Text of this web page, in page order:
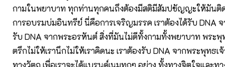
กามในพยาบาท ทุกท่านทุกคนถึงต้องมีสติมีสัมปชัญญะให้มันติ
การอบรมบ่มอินทรีย์ นี่คือการเจริญมรรค เราต้องได้รับ DNA
รับ DNA จากพระอรหันต์ สิ่งที่มันไม่ดีทั้งกามทั้งพยาบาท พระพุท
ตรึกไม่ให้เรานึกไม่ให้เราคิดนะ เราต้องรับ DNA จากพระพุทธเ
ทางวัตถุ เพื่อเราจะได้แบรนด์เนมทุกๆ อย่าง ทั้งทางจิตใจและทา